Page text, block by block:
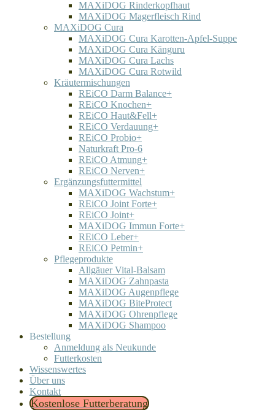
MAXiDOG Rinderkopfhaut
MAXiDOG Magerfleisch Rind
MAXiDOG Cura
MAXiDOG Cura Karotten-Apfel-Suppe
MAXiDOG Cura Känguru
MAXiDOG Cura Lachs
MAXiDOG Cura Rotwild
Kräutermischungen
REiCO Darm Balance+
REiCO Knochen+
REiCO Haut&Fell+
REiCO Verdauung+
REiCO Probio+
Naturkraft Pro-6
REiCO Atmung+
REiCO Nerven+
Ergänzungsfuttermittel
MAXiDOG Wachstum+
REiCO Joint Forte+
REiCO Joint+
MAXiDOG Immun Forte+
REiCO Leber+
REiCO Petmin+
Pflegeprodukte
Allgäuer Vital-Balsam
MAXiDOG Zahnpasta
MAXiDOG Augenpflege
MAXiDOG BiteProtect
MAXiDOG Ohrenpflege
MAXiDOG Shampoo
Bestellung
Anmeldung als Neukunde
Futterkosten
Wissenswertes
Über uns
Kontakt
Kostenlose Futterberatung